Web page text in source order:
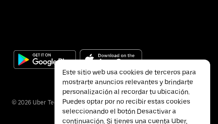
© 2026 Uber Technologies Inc.
Este sitio web usa cookies de terceros para
mostrarte anuncios relevantes y brindarte
personalización al recordar tu ubicación.
Puedes optar por no recibir estas cookies
seleccionando el botón Desactivar a
continuación. Si tienes una cuenta Uber,